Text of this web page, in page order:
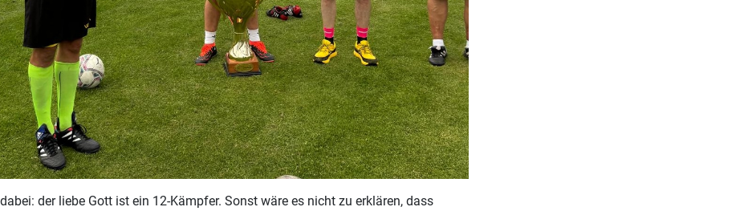
der liebe Gott ist ein 12-Kämpfer. Sonst wäre es nicht zu erklären, dass